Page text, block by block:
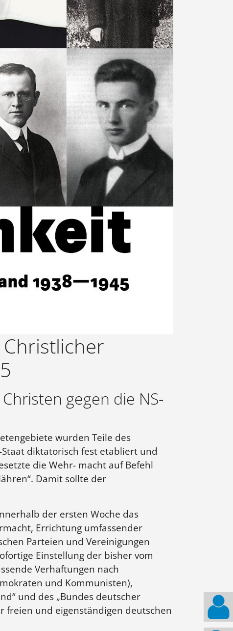
gegen die NS-
wurden Teile des
diktatorisch fest etabliert und
die Wehr- macht auf Befehl
Damit sollte der
der ersten Woche das
Errichtung umfassender
Parteien und Vereinigungen
Einstellung der bisher vom
Verhaftungen nach
und Kommunisten),
und des „Bundes deutscher
freien und eigenständigen deutschen